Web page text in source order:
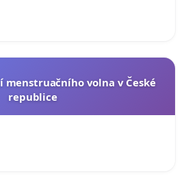
menstruačního volna v České
republice